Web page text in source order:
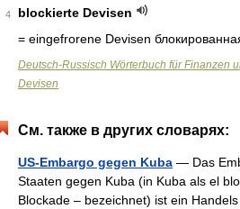
4
blockierte Devisen
= eingefrorene Devisen
Deutsch-Russisch Wörterbuch für Finanzen
Devisen
См. также в других словарях:
US-Embargo gegen Kuba — Das
Staaten gegen Kuba (in Kuba als el
Blockade – bezeichnet) ist ein